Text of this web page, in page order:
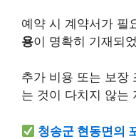
예약 시 계약서가 필
용이 명확히 기재되
추가 비용 또는 보장
는 것이 다치지 않는
청송군 현동면의